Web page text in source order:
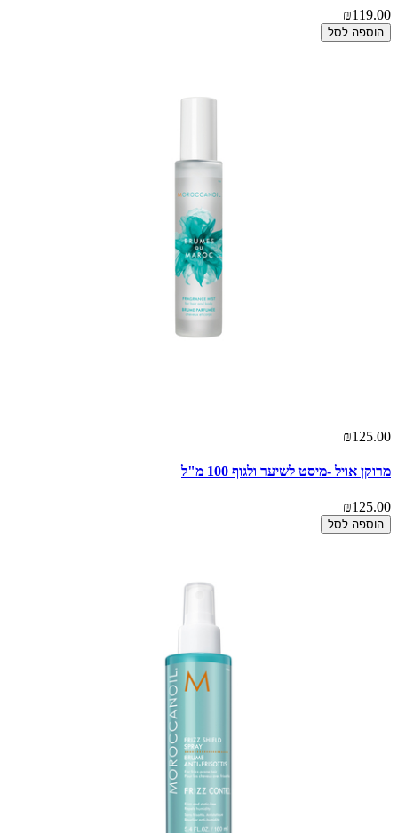
₪119.00
הוספה לסל
₪125.00
מרוקן אויל -מיסט לשיער ולגוף 100 מ"ל
₪125.00
הוספה לסל